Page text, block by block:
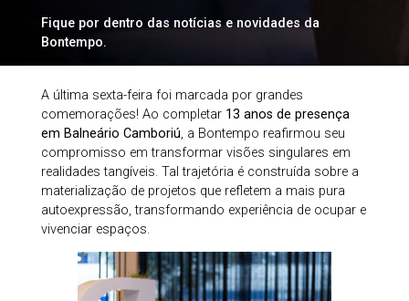
Fique por dentro das notícias e novidades da
Bontempo.
A última sexta-feira foi marcada por grandes
comemorações! Ao completar 13 anos de presença
em Balneário Camboriú, a Bontempo reafirmou seu
compromisso em transformar visões singulares em
realidades tangíveis. Tal trajetória é construída sobre a
materialização de projetos que refletem a mais pura
autoexpressão, transformando experiência de ocupar e
vivenciar espaços.